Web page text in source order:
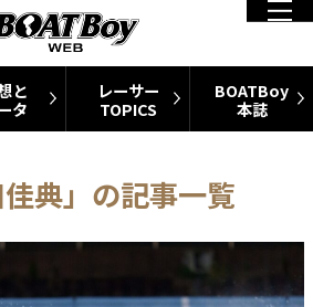
と
タ
レーサー
TOPICS
BOATBoy
本誌
典」の記事一覧